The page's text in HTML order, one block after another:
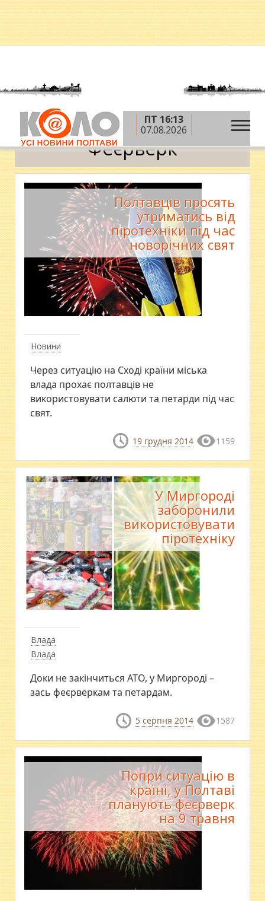
ПТ 16:13
07.08.2026
Головна » Феєрверк
Феєрверк
Новини
Полтавців просять
утриматись від
піротехніки під час
новорічних свят
Через ситуацію на Сході країни міська
влада прохає полтавців не
використовувати салюти та петарди під час
свят.
19 грудня 2014 1159
Влада
Влада
У Миргороді
заборонили
використовувати
піротехніку
Доки не закінчиться АТО, у Миргороді –
зась феєрверкам та петардам.
5 серпня 2014 1587
Попри ситуацію в
країні, у Полтаві
планують феєрверк
на 9 травня